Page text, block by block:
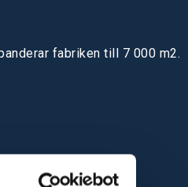
fabriken till 7 000 m2.